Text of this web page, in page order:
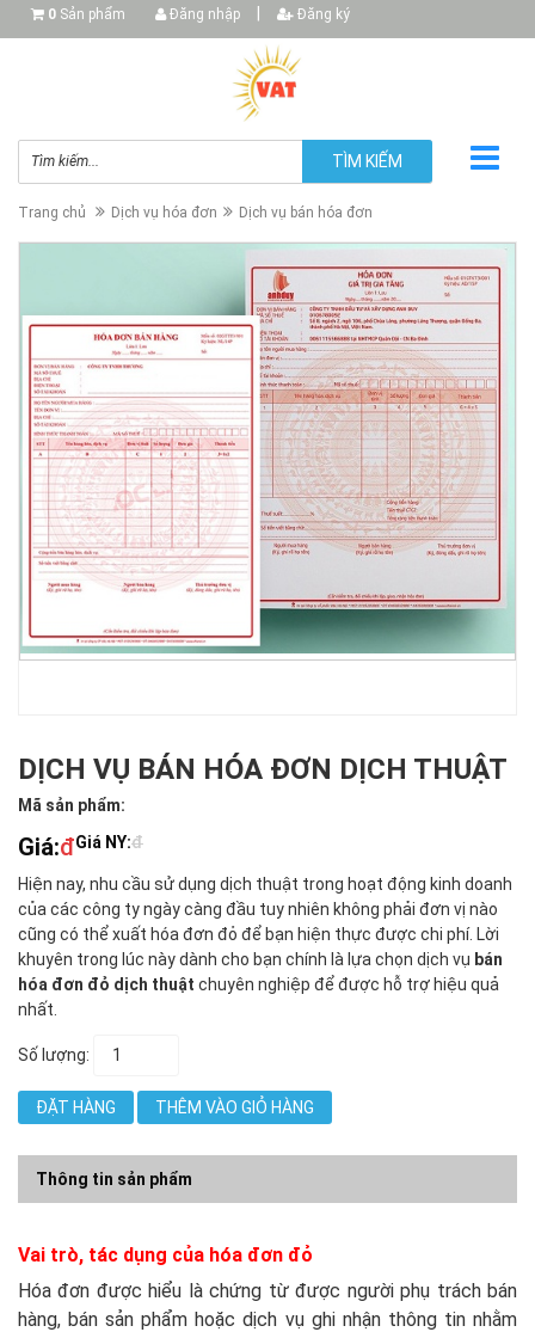
0 Sản phẩm Đăng nhập Đăng ký
TÌM KIẾM
▼
Trang chủ Dịch vụ hóa đơn Dịch vụ bán hóa đơn
DỊCH VỤ BÁN HÓA ĐƠN DỊCH THUẬT
Mã sản phẩm:
Giá:đGiá NY:đ
Hiện nay, nhu cầu sử dụng dịch thuật trong hoạt động kinh doanh
của các công ty ngày càng đầu tuy nhiên không phải đơn vị nào
cũng có thể xuất hóa đơn đỏ để bạn hiện thực được chi phí. Lời
khuyên trong lúc này dành cho bạn chính là lựa chọn dịch vụ bán
hóa đơn đỏ dịch thuật chuyên nghiệp để được hỗ trợ hiệu quả
nhất.
Số lượng:
ĐẶT HÀNG THÊM VÀO GIỎ HÀNG
Thông tin sản phẩm
Vai trò, tác dụng của hóa đơn đỏ
Hóa đơn được hiểu là chứng từ được người phụ trách bán
hàng, bán sản phẩm hoặc dịch vụ ghi nhận thông tin nhằm